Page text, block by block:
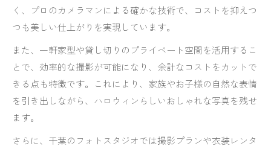
く、プロのカメラマンによる確かな技術で、コストを抑えつ
つも美しい仕上がりを実現しています。
また、一軒家型や貸し切りのプライベート空間を活用するこ
とで、効率的な撮影が可能になり、余計なコストをカットで
きる点も特徴です。これにより、家族やお子様の自然な表情
を引き出しながら、ハロウィンらしいおしゃれな写真を残せ
ます。
さらに、千葉のフォトスタジオでは撮影プランや衣装レンタ